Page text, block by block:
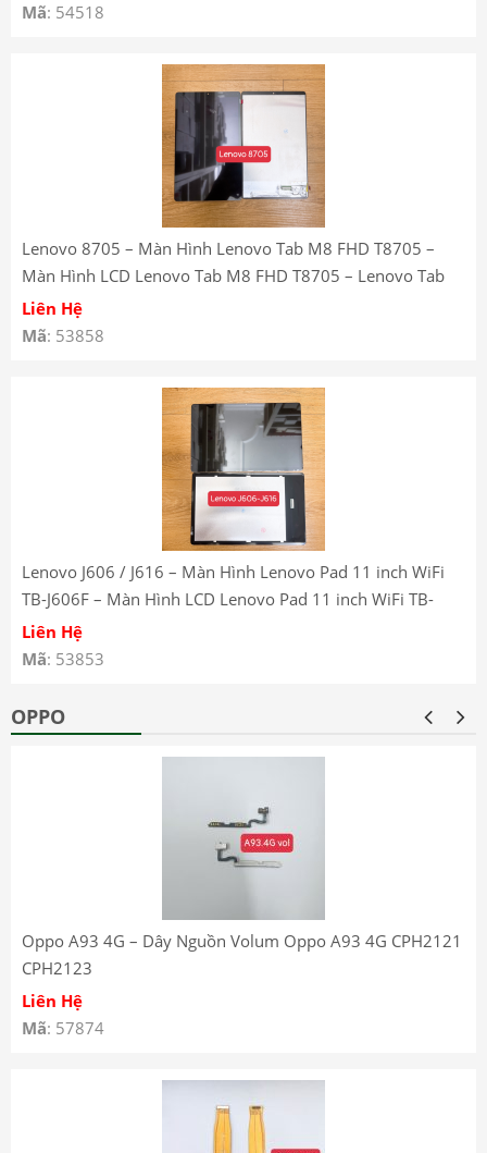
Mã: 54518
Lenovo 8705 – Màn Hình Lenovo Tab M8 FHD T8705 –
Màn Hình LCD Lenovo Tab M8 FHD T8705 – Lenovo Tab
M8 FHD T8705 LCD Screen
Liên Hệ
Mã: 53858
Lenovo J606 / J616 – Màn Hình Lenovo Pad 11 inch WiFi
TB-J606F – Màn Hình LCD Lenovo Pad 11 inch WiFi TB-
J606F – Lenovo Pad 11 inch WiFi TB-J606F LCD Screen
Liên Hệ
Mã: 53853
OPPO
Oppo A93 4G – Dây Nguồn Volum Oppo A93 4G CPH2121
CPH2123
Liên Hệ
Mã: 57874